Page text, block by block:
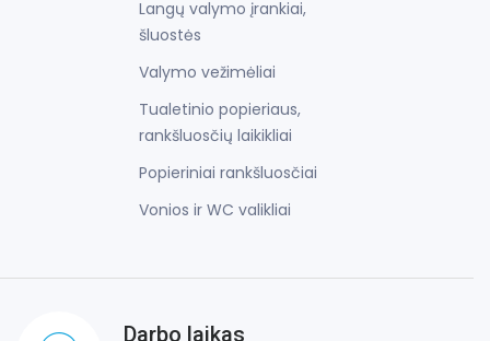
Langų valymo įrankiai,
šluostės
Valymo vežimėliai
Tualetinio popieriaus,
rankšluosčių laikikliai
Popieriniai rankšluosčiai
Vonios ir WC valikliai
Darbo laikas